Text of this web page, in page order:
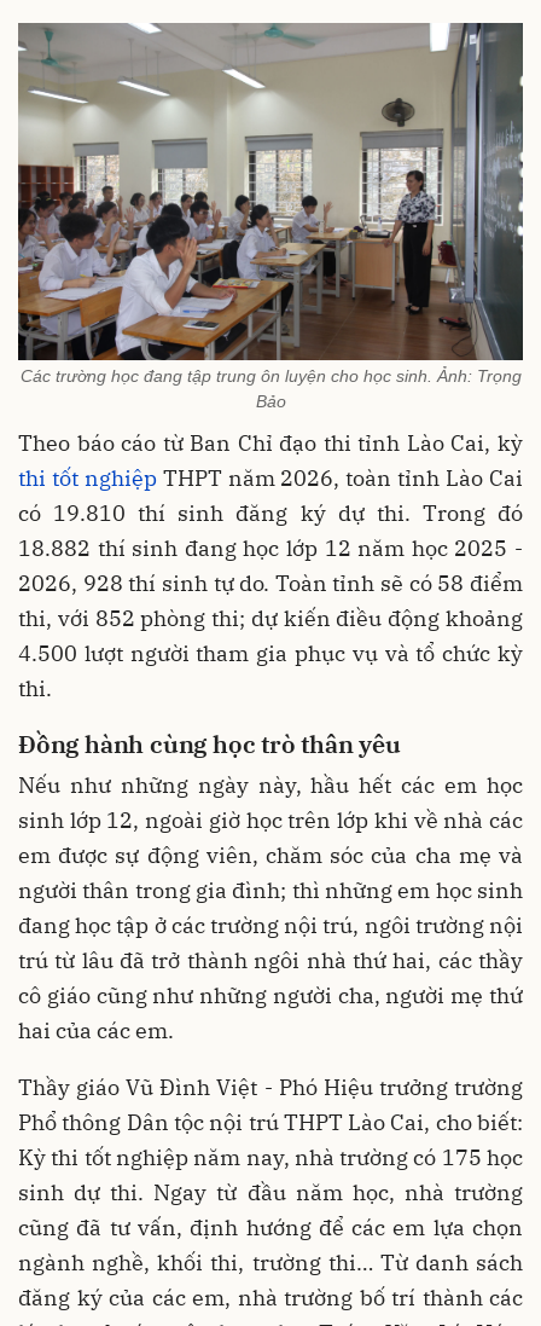
Các trường học đang tập trung ôn luyện cho học sinh. Ảnh: Trọng
Bảo
Theo báo cáo từ Ban Chỉ đạo thi tỉnh Lào Cai, kỳ
thi tốt nghiệpTHPT năm 2026, toàn tỉnh Lào Cai
có 19.810 thí sinh đăng ký dự thi. Trong đó
18.882 thí sinh đang học lớp 12 năm học 2025 -
2026, 928 thí sinh tự do. Toàn tỉnh sẽ có 58 điểm
thi, với 852 phòng thi; dự kiến điều động khoảng
4.500 lượt người tham gia phục vụ và tổ chức kỳ
thi.
Đồng hành cùng học trò thân yêu
Nếu như những ngày này, hầu hết các em học
sinh lớp 12, ngoài giờ học trên lớp khi về nhà các
em được sự động viên, chăm sóc của cha mẹ và
người thân trong gia đình; thì những em học sinh
đang học tập ở các trường nội trú, ngôi trường nội
trú từ lâu đã trở thành ngôi nhà thứ hai, các thầy
cô giáo cũng như những người cha, người mẹ thứ
hai của các em.
Thầy giáo Vũ Đình Việt - Phó Hiệu trưởng trường
Phổ thông Dân tộc nội trú THPT Lào Cai, cho biết:
Kỳ thi tốt nghiệp năm nay, nhà trường có 175 học
sinh dự thi. Ngay từ đầu năm học, nhà trường
cũng đã tư vấn, định hướng để các em lựa chọn
ngành nghề, khối thi, trường thi… Từ danh sách
đăng ký của các em, nhà trường bố trí thành các